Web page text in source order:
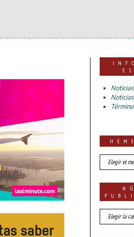
HEMEROTECA
DE
número
de